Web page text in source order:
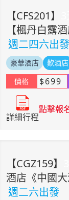
【CFS201】
【楓丹白露
週二四六出發
豪華酒店
歎酒店
價格
$699
詳細行程
點擊報
【CGZ159】
酒店《中國
週二六出發